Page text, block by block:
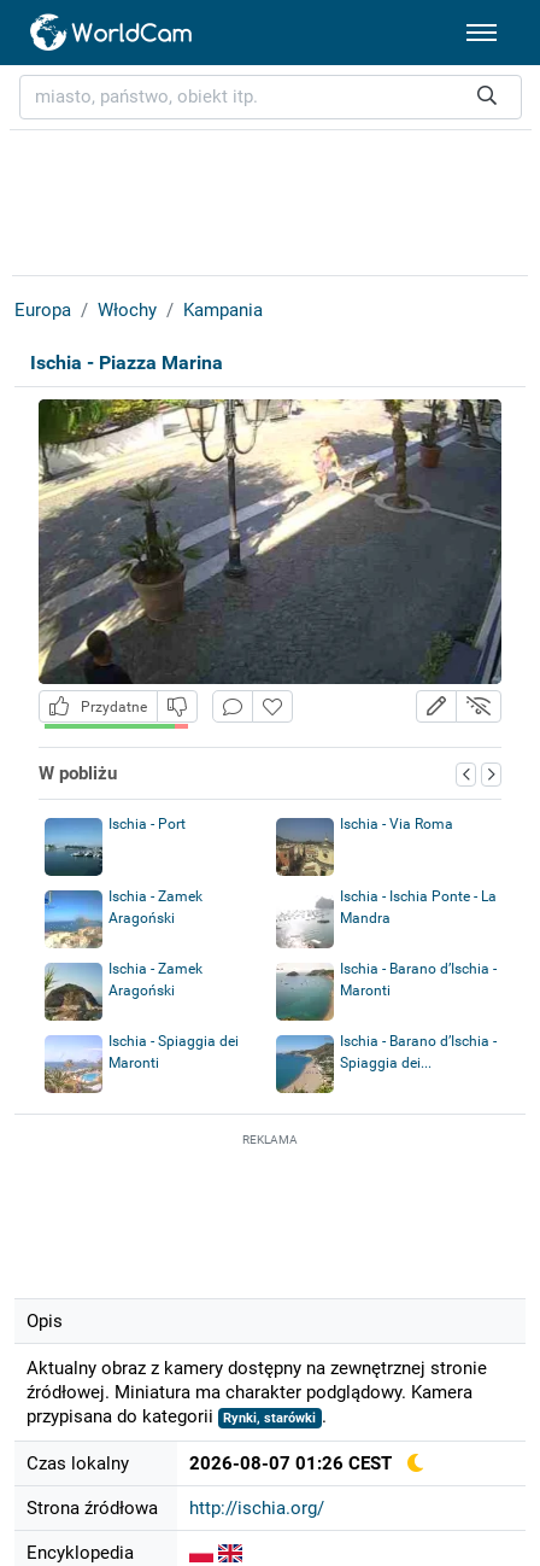
Europa Włochy Kampania
Ischia - Piazza Marina
Przydatne
W pobliżu
Ischia - Port Ischia - Via Roma
Ischia - Zamek
Aragoński
Ischia - Ischia Ponte - La
Mandra
Ischia - Zamek
Aragoński
Ischia - Barano d’Ischia -
Maronti
Ischia - Spiaggia dei
Maronti
Ischia - Barano d’Ischia -
Spiaggia dei...
REKLAMA
Opis
Aktualny obraz z kamery dostępny na zewnętrznej stronie
źródłowej. Miniatura ma charakter podglądowy. Kamera
przypisana do kategorii
Rynki, starówki .
Czas lokalny 2026-08-07 01:26 CEST
Strona źródłowa http://ischia.org/
Encyklopedia